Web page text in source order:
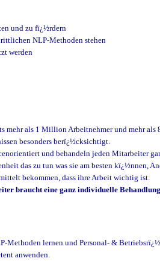
und zu fï¿½rdern
NLP-Methoden stehen
werden
als 1 Million Arbeitnehmer und mehr
besonders berï¿½cksichtigt.
und behandeln jeden Mitarbeiter
das zu tun was sie am besten kï¿½nnen,
bekommen, dass ihre Arbeit wichtig ist.
braucht eine ganz individuelle
lernen und Personal- &
anwenden.